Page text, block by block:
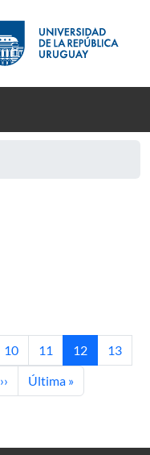
Page
10 Page
11 Current page
12 Page
13
Next page
›› Last page
Última »